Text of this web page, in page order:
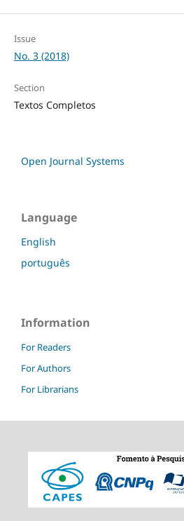
Issue
No. 3 (2018)
Section
Textos Completos
Open Journal Systems
Language
English
português
Information
For Readers
For Authors
For Librarians